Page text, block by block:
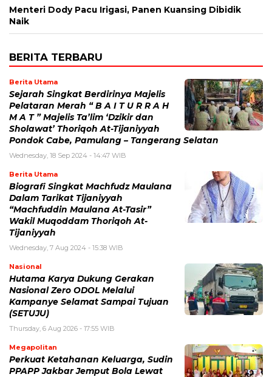
Menteri Dody Pacu Irigasi, Panen Kuansing Dibidik
Naik
BERITA TERBARU
Berita Utama
Sejarah Singkat Berdirinya Majelis
Pelataran Merah “ B A I T U R R A H
M A T ” Majelis Ta’lim ‘Dzikir dan
Sholawat’ Thoriqoh At-Tijaniyyah
Pondok Cabe, Pamulang – Tangerang Selatan
Wednesday, 18 Sep 2024 - 14:47 WIB
Berita Utama
Biografi Singkat Machfudz Maulana
Dalam Tarikat Tijaniyyah
“Machfuddin Maulana At-Tasir”
Wakil Muqoddam Thoriqoh At-
Tijaniyyah
Wednesday, 7 Aug 2024 - 15:38 WIB
Nasional
Hutama Karya Dukung Gerakan
Nasional Zero ODOL Melalui
Kampanye Selamat Sampai Tujuan
(SETUJU)
Thursday, 6 Aug 2026 - 17:55 WIB
Megapolitan
Perkuat Ketahanan Keluarga, Sudin
PPAPP Jakbar Jemput Bola Lewat